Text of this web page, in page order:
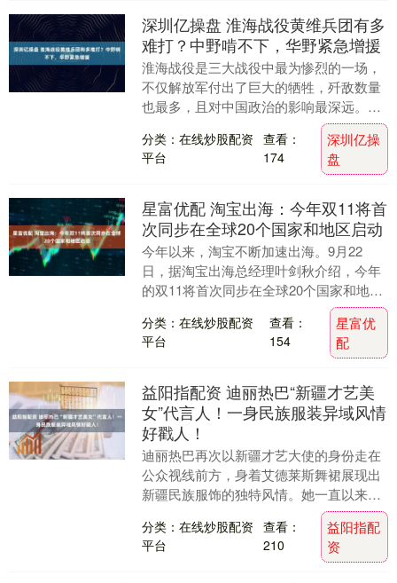
深圳亿操盘 淮海战役黄维兵团有多
难打？中野啃不下，华野紧急增援
淮海战役是三大战役中最为惨烈的一场，
不仅解放军付出了巨大的牺牲，歼敌数量
也最多，且对中国政治的影响最深远。在
这场战役中，国民党最精锐的部队几乎在
此消失，蒋中正再....
分类：在线炒股配资
平台
查看：
174
深圳亿操
盘
星富优配 淘宝出海：今年双11将首
次同步在全球20个国家和地区启动
今年以来，淘宝不断加速出海。9月22
日，据淘宝出海总经理叶剑秋介绍，今年
的双11将首次同步在全球20个国家和地区
启动，并以五种不同的语言版本，面向全
球的消费者。....
分类：在线炒股配资
平台
查看：
154
星富优
配
益阳指配资 迪丽热巴“新疆才艺美
女”代言人！一身民族服装异域风情
好戳人！
迪丽热巴再次以新疆才艺大使的身份走在
公众视线前方，身着艾德莱斯舞裙展现出
新疆民族服饰的独特风情。她一直以来都
在积极向世界传播家乡文化，早在参加花
少的时期就不断推....
分类：在线炒股配资
平台
查看：
210
益阳指配
资